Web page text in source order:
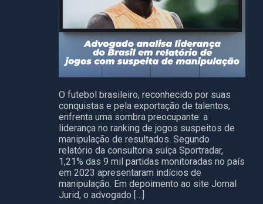
O futebol brasileiro, reconhecido por suas
conquistas e pela exportação de talentos,
enfrenta uma sombra preocupante: a
liderança no ranking de jogos suspeitos de
manipulação de resultados. Segundo
relatório da consultoria suíça Sportradar,
1,21% das 9 mil partidas monitoradas no país
em 2023 apresentaram indícios de
manipulação. Em depoimento ao site Jornal
Jurid, o advogado […]